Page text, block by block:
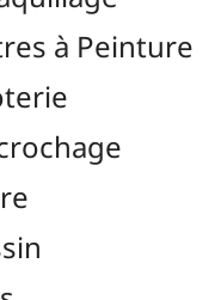
